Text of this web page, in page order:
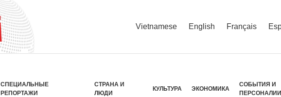
Vietnamese English Français
СПЕЦИАЛЬНЫЕ
РЕПОРТАЖИ
СТРАНА И
ЛЮДИ
КУЛЬТУРА ЭКОНОМИКА
СОБЫТИЯ И